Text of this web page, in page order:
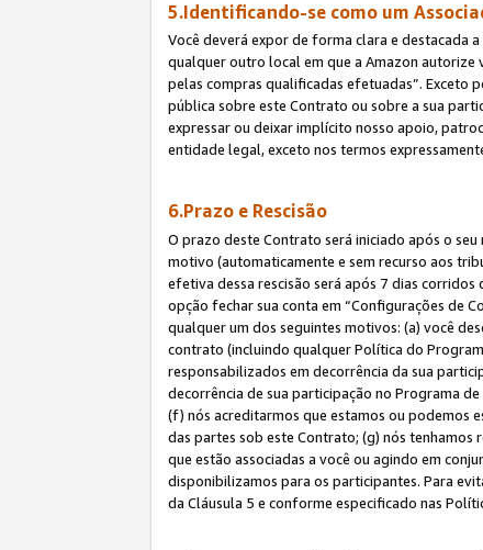
5.Identificando-se como um
Você deverá expor de forma clara e destacada
qualquer outro local em que a Amazon autorize
pelas compras qualificadas efetuadas”. Exceto
pública sobre este Contrato ou sobre a sua
expressar ou deixar implícito nosso apoio,
entidade legal, exceto nos termos
6.Prazo e Rescisão
O prazo deste Contrato será iniciado após o
motivo (automaticamente e sem recurso aos
efetiva dessa rescisão será após 7 dias
opção fechar sua conta em “Configurações de
qualquer um dos seguintes motivos: (a) você
contrato (incluindo qualquer Política do
responsabilizados em decorrência da sua
decorrência de sua participação no Programa
(f) nós acreditarmos que estamos ou podemos
das partes sob este Contrato; (g) nós tenhamos
que estão associadas a você ou agindo em
disponibilizamos para os participantes. Para
da Cláusula 5 e conforme especificado nas